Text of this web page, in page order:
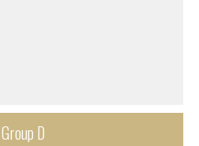
Group D